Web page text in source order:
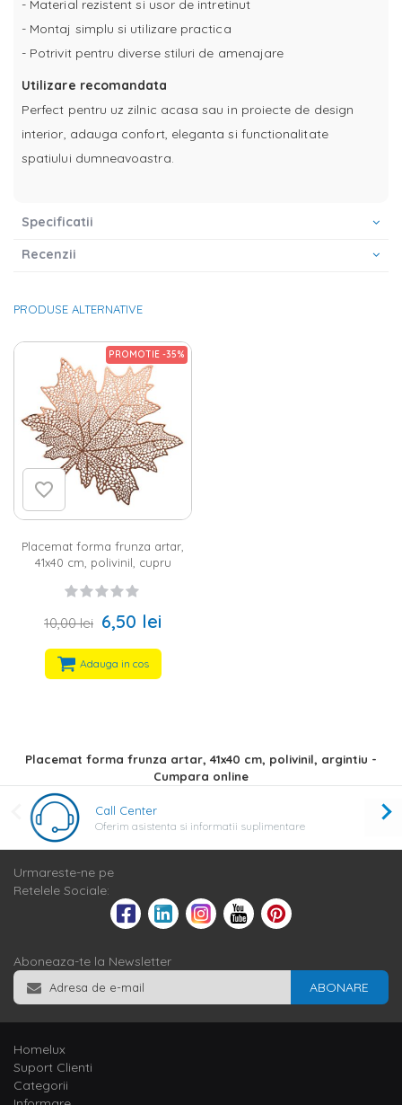
- Material rezistent si usor de intretinut
- Montaj simplu si utilizare practica
- Potrivit pentru diverse stiluri de amenajare
Utilizare recomandata
Perfect pentru uz zilnic acasa sau in proiecte de design
interior, adauga confort, eleganta si functionalitate
spatiului dumneavoastra.
Specificatii
Recenzii
PRODUSE ALTERNATIVE
PROMOTIE -35%
Placemat forma frunza artar,
41x40 cm, polivinil, cupru
10,00 lei 6,50 lei
Adauga in cos
Placemat forma frunza artar, 41x40 cm, polivinil, argintiu -
Cumpara online
Call Center
Oferim asistenta si informatii suplimentare
Urmareste-ne pe
Retelele Sociale:
Aboneaza-te la Newsletter
ABONARE
Homelux
Suport Clienti
Categorii